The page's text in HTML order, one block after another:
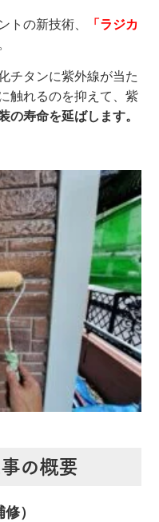
トの新技術、
「ラジカ
チタンに紫外線が当た
触れるのを抑えて、紫
の寿命を延ばします。
の概要
）